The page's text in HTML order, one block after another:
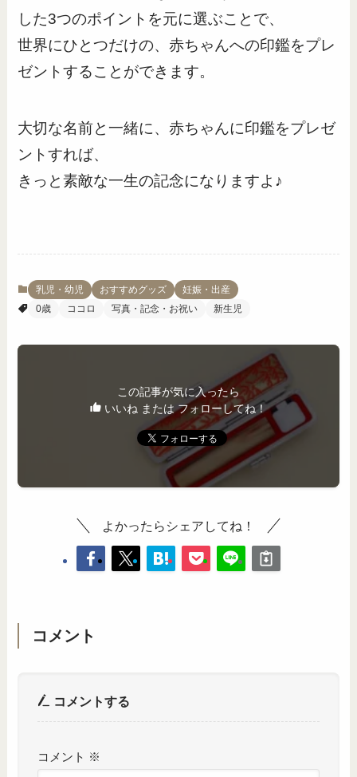
した3つのポイントを元に選ぶことで、
世界にひとつだけの、赤ちゃんへの印鑑をプレ
ゼントすることができます。
大切な名前と一緒に、赤ちゃんに印鑑をプレゼ
ントすれば、
きっと素敵な一生の記念になりますよ♪
乳児・幼児 おすすめグッズ
妊娠・出産
0歳
ココロ 写真・記念・お祝い 新生児
この記事が気に入ったら
いいね または フォローしてね！
よかったらシェアしてね！
コメント
コメントする
コメント ※